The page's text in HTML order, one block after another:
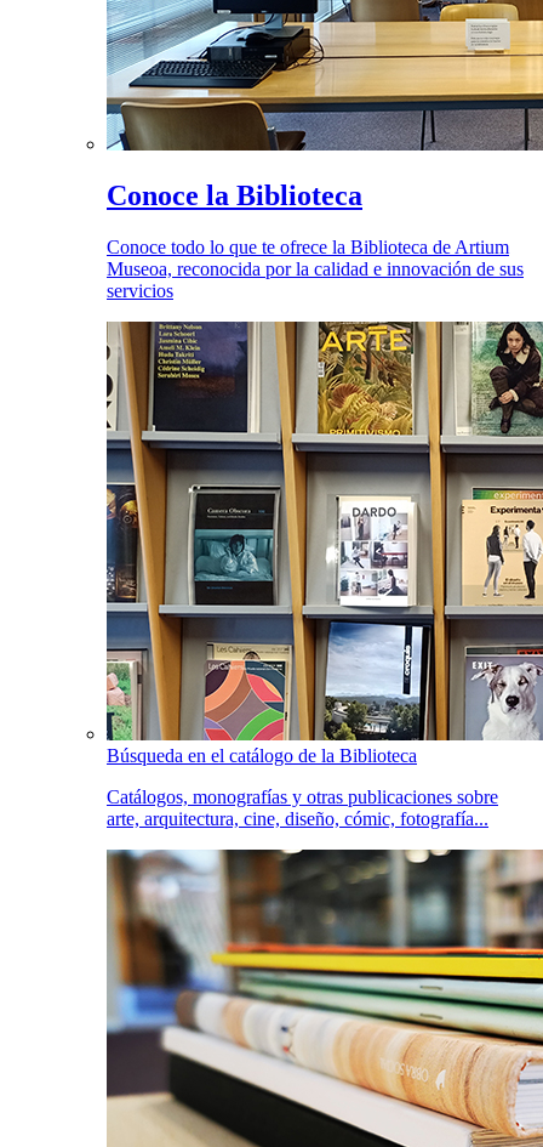
Conoce la Biblioteca
Conoce todo lo que te ofrece la Biblioteca de Artium
Museoa, reconocida por la calidad e innovación de sus
servicios
Búsqueda en el catálogo de la Biblioteca
Catálogos, monografías y otras publicaciones sobre
arte, arquitectura, cine, diseño, cómic, fotografía...